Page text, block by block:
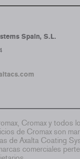
Spain, S.L.
Cromax y todos
de Cromax son
de Axalta Coating
comerciales